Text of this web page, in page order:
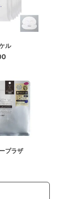
ル
プラザ